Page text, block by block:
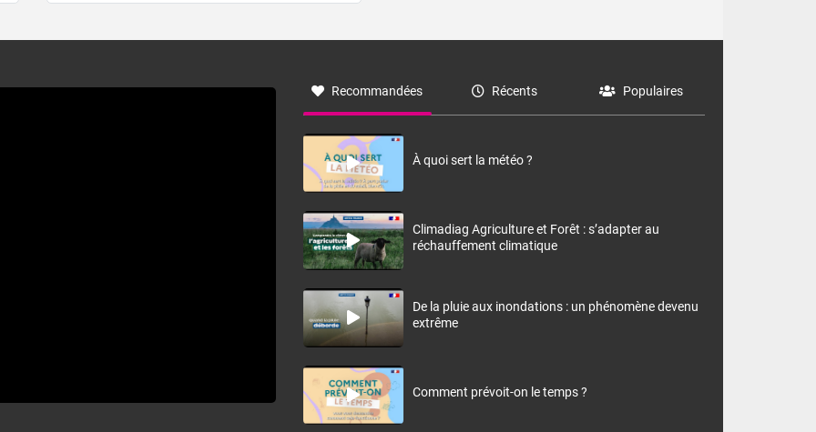
à nord-ouest, dans un secteur qui part du Roussillon à la
monts, en allusion aux régions montagneuses d’où
Recommandées Récents Populaires
À quoi sert la météo ?
Climadiag Agriculture et Forêt : s’adapter au
réchauffement climatique
De la pluie aux inondations : un phénomène devenu
extrême
Comment prévoit-on le temps ?